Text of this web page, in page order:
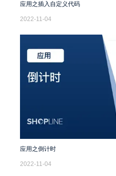
应用之插入自定义代码
2022-11-04
应用之倒计时
2022-11-04